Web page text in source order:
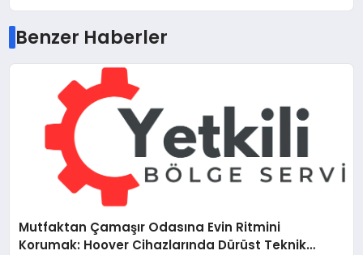
Benzer Haberler
Mutfaktan Çamaşır Odasına Evin Ritmini
Korumak: Hoover Cihazlarında Dürüst Teknik